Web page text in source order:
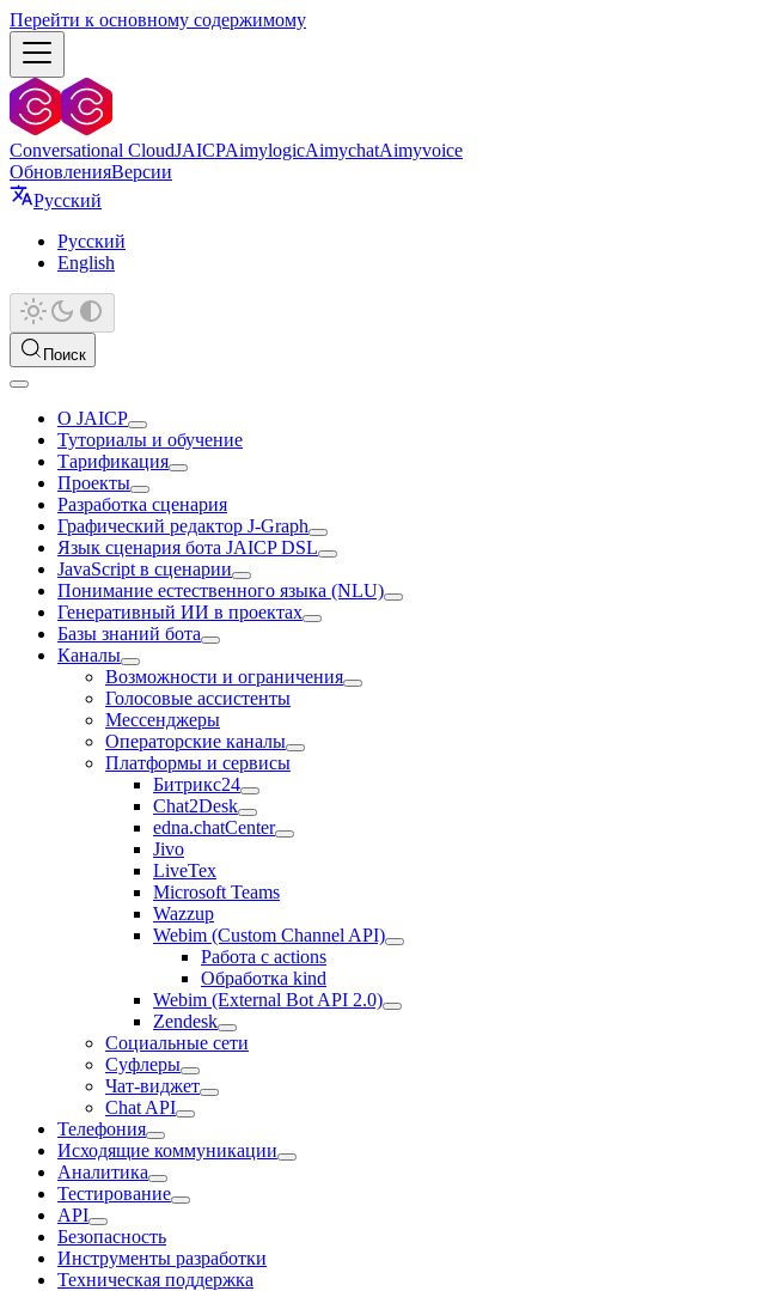
Перейти к основному содержимому
Conversational CloudJAICPAimylogicAimychatAimyvoice
ОбновленияВерсии
Русский
Русский
English
Поиск
О JAICP
Туториалы и обучение
Тарификация
Проекты
Разработка сценария
Графический редактор J‑Graph
Язык сценария бота JAICP DSL
JavaScript в сценарии
Понимание естественного языка (NLU)
Генеративный ИИ в проектах
Базы знаний бота
Каналы
Возможности и ограничения
Голосовые ассистенты
Мессенджеры
Операторские каналы
Платформы и сервисы
Битрикс24
Chat2Desk
edna.chatCenter
Jivo
LiveTex
Microsoft Teams
Wazzup
Webim (Custom Channel API)
Работа c actions
Обработка kind
Webim (External Bot API 2.0)
Zendesk
Социальные сети
Суфлеры
Чат-виджет
Chat API
Телефония
Исходящие коммуникации
Аналитика
Тестирование
API
Безопасность
Инструменты разработки
Техническая поддержка